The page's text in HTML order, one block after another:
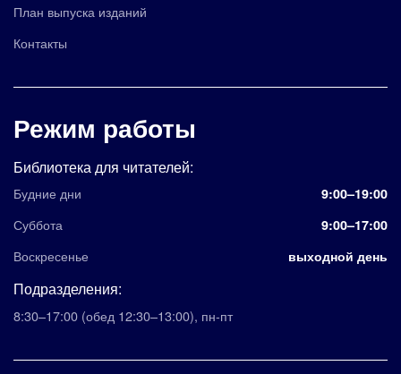
План выпуска изданий
Контакты
Режим работы
Библиотека для читателей:
Будние дни 9:00–19:00
Суббота 9:00–17:00
Воскресенье выходной день
Подразделения:
8:30–17:00 (обед 12:30–13:00), пн-пт